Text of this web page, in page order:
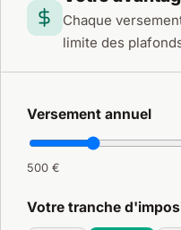
Chaque
limite des
Versement annuel
500 €
Votre tranche